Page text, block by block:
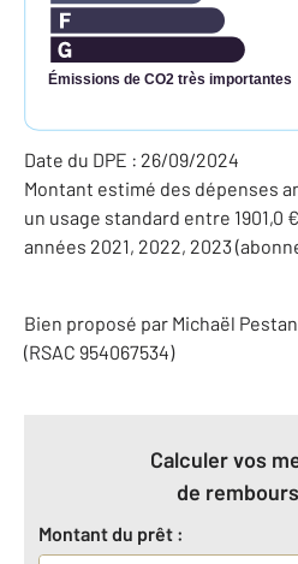
Émissions de CO2 très importantes
Date du DPE : 26/09/2024
Montant estimé des dépenses
un usage standard entre 1901,0
années 2021, 2022, 2023
Bien proposé par Michaël
(RSAC 954067534)
Calculer vos
de
Montant du prêt :